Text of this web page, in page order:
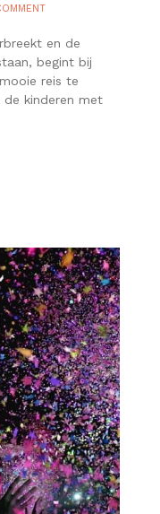
ON
BESTE
VOOR
EEN
ACTIEVE
en de
begint bij
reis te
kinderen met